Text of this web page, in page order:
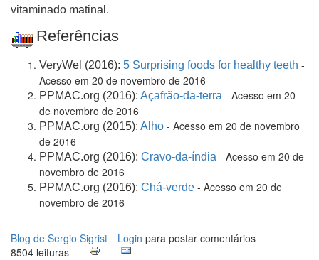
vitaminado matinal.
Referências
VeryWel (2016): 5 Surprising foods for healthy teeth -
Acesso em 20 de novembro de 2016
PPMAC.org (2016): Açafrão-da-terra - Acesso em 20
de novembro de 2016
PPMAC.org (2015): Alho - Acesso em 20 de novembro
de 2016
PPMAC.org (2016): Cravo-da-índia - Acesso em 20 de
novembro de 2016
PPMAC.org (2016): Chá-verde - Acesso em 20 de
novembro de 2016
Blog de Sergio Sigrist Login para postar comentários
8504 leituras